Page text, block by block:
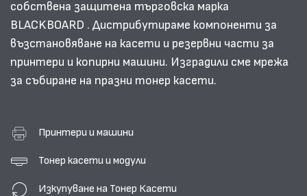
собствена защитена търговска марка
BLACKBOARD . Дистрибутираме компоненти за
възстановяване на касети и резервни части за
принтери и копирни машини. Изградили сме мрежа
за събиране на празни тонер касети.
Принтери и машини
Тонер касети и модули
Изкупуване на Тонер Касети